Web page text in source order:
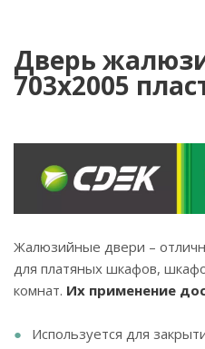
Дверь
703х2005
Жалюзийные двери –
для платяных шкафов,
комнат. Их применение
Используется для